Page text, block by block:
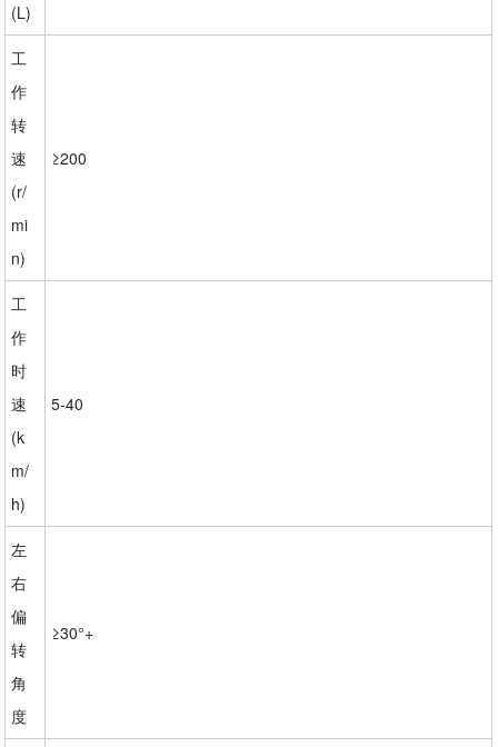
(L)
工
作
转
速
(r/
mi
n)
≥200
工
作
时
速
(k
m/
h)
5-40
左
右
偏
转
角
度
≥30°+